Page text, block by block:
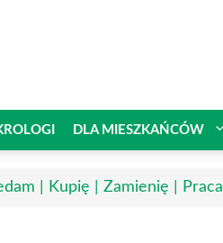
DLA MIESZKAŃCÓW
| Kupię | Zamienię | Praca